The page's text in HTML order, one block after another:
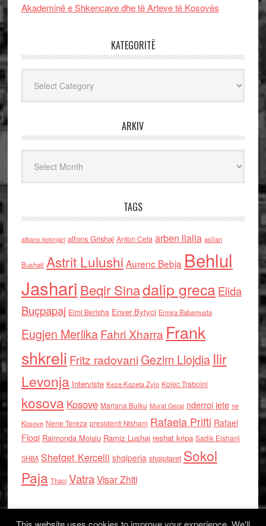
Akademinë e Shkencave dhe të Arteve të Kosovës
KATEGORITË
ARKIV
TAGS
albano kolonjari alfons Grishaj Anton Cefa arben llalla asllan
Bushati Astrit Lulushi Aurenc Bebja Behlul
Jashari Beqir Sinadalip grecaElida
Buçpapaj Elmi Berisha Enver Bytyci Ermira Babamusta
Eugjen MerlikaFahri Xharra Frank
shkreli Fritz radovaniGezim Llojdia Ilir
Levonja Interviste Keze Kozeta Zylo Kolec Traboini
kosova Kosove Marjana Bulku Murat Gecaj nderroi jete ne
Kosove Nene Tereza presidenti Nishani Rafaela Prifti Rafael
Floqi Raimonda Moisiu Ramiz Lushaj reshat kripa Sadik Elshani
SHBA Shefqet Kercelli shqiperia shqiptaret Sokol
Paja Thaci VatraVisar Zhiti